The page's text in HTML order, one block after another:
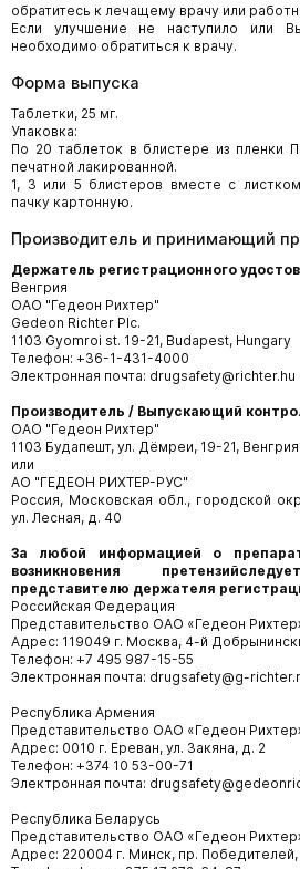
обратитесь к лечащему врачу или
Если улучшение не наступило или
необходимо обратиться к врачу.
Форма выпуска
Таблетки, 25 мг.
Упаковка:
По 20 таблеток в блистере из пленки
печатной лакированной.
1, 3 или 5 блистеров вместе с
пачку картонную.
Производитель и принимающий
Держатель регистрационного
Венгрия
ОАО "Гедеон Рихтер"
Gedeon Richter Plc.
1103 Gyomroi st. 19-21, Budapest, Hungary
Телефон: +36-1-431-4000
Электронная почта: drugsafety@richter.hu
Производитель / Выпускающий
ОАО "Гедеон Рихтер"
1103 Будапешт, ул. Дёмреи, 19-21, Венгрия
или
АО "ГЕДЕОН РИХТЕР-РУС"
Россия, Московская обл., городской
ул. Лесная, д. 40
За любой информацией о
возникновения
представителю держателя
Российская Федерация
Представительство ОАО «Гедеон
Адрес: 119049 г. Москва, 4-й
Телефон: +7 495 987-15-55
Электронная почта: drugsafety@g-
Республика Армения
Представительство ОАО «Гедеон
Адрес: 0010 г. Ереван, ул. Закяна, д. 2
Телефон: +374 10 53-00-71
Электронная почта:
Республика Беларусь
Представительство ОАО «Гедеон
Адрес: 220004 г. Минск, пр.